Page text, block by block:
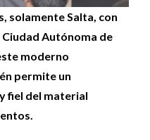
solamente Salta, con
Ciudad Autónoma de
moderno
permite un
fiel del material